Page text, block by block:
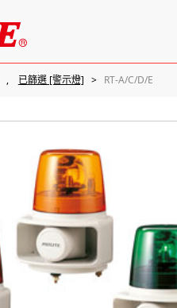
已篩選 [警示燈] RT-A/C/D/E